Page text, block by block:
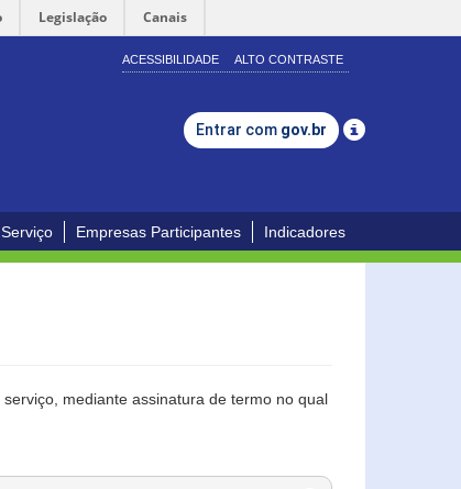
Legislação Canais
ACESSIBILIDADE ALTO CONTRASTE
Entrar com gov.br
Empresas Participantes Indicadores
mediante assinatura de termo no qual